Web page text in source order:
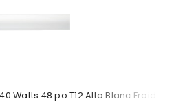
Watts 48 po T12 Alto Blanc Froid